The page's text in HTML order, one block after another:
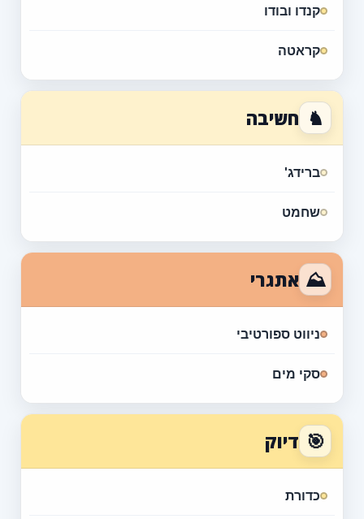
קנדו ובודו
קראטה
♞ חשיבה
ברידג'
שחמט
⛰ אתגרי
ניווט ספורטיבי
סקי מים
🎯 דיוק
כדורת